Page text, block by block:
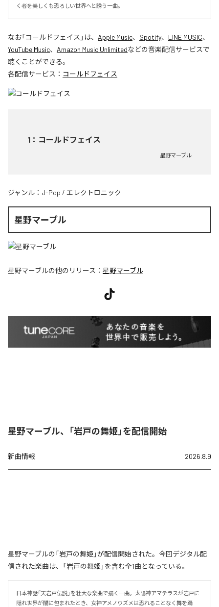
く者を美しくも恐ろしい世界へと誘う一曲。
なお「コールドフェイス 」は、 Apple Music、 Spotify、 LINE MUSIC、
YouTube Music、 Amazon Music Unlimitedなどの音楽配信サービスで
聴くことができる。
各配信サービス： コールドフェイス
1 ： コールドフェイス
星野マーブル
ジャンル： J-Pop / エレクトロニック
星野マーブル
星野マーブルの他のリリース： 星野マーブル
星野マーブル、「岩戸の舞姫」を配信開始
新曲情報 2026.8.9
星野マーブルの「岩戸の舞姫」が配信開始された。今回デジタル配
信された楽曲は、「岩戸の舞姫」を含む全1曲となっている。
日本神話「天岩戸伝説」を壮大な楽曲で描く一曲。太陽神アマテラスが岩戸に
隠れ世界が闇に包まれたとき、女神アメノウズメは恐れることなく舞を踊